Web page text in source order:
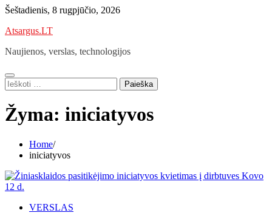
Skip
content
Šeštadienis, 8 rugpjūčio, 2026
Atsargus.LT
Naujienos, verslas, technologijos
Ieškoti:
Žyma: iniciatyvos
Home
iniciatyvos
VERSLAS